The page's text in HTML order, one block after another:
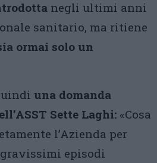
negli ultimi anni
sanitario, ma ritiene
ormai solo un
una domanda
Sette Laghi: «Cosa
l’Azienda per
episodi